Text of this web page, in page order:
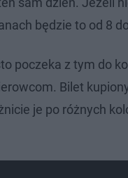
będzie to od 8
poczeka z tym do
Bilet
je po różnych